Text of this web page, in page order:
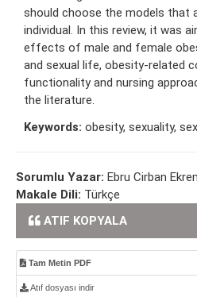
should choose the models that
individual. In this review, it was
effects of male and female
and sexual life, obesity-related
functionality and nursing
the literature.
Keywords: obesity, sexuality,
Sorumlu Yazar: Ebru Cirban
Makale Dili: Türkçe
ATIF KOPYALA
Tam Metin PDF
Atıf dosyası indir